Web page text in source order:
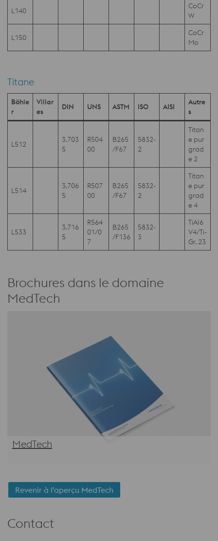
L140
CoCr
W
L150
CoCr
Mo
Titane
Böhle
r
Villar
es
DIN UNS ASTM ISO AISI
Autre
s
L512
3.703
5
R504
00
B265
/F67
5832-
2
Titan
e pur
grad
e 2
L514
3.706
5
R507
00
B265
/F67
5832-
2
Titan
e pur
grad
e 4
L533
3.716
5
R564
01/0
7
B265
/F136
5832-
3
TiAI6
V4/Ti-
Gr. 23
Brochures dans le domaine
MedTech
MedTech
Revenir à l’aperçu MedTech
Contact